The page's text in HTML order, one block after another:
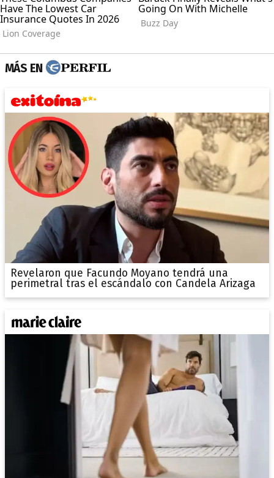
MÁS EN
Revelaron que Facundo Moyano tendrá una
perimetral tras el escándalo con Candela Arizaga